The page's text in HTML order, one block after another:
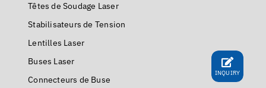
Têtes de Soudage Laser
Stabilisateurs de Tension
Lentilles Laser
Buses Laser
Connecteurs de Buse
INQUIRY